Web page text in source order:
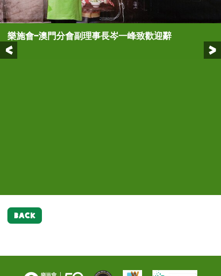
Previous
樂施會–澳門分會副理事長岑一峰致歡迎辭
(右至左) 樂施大使兼澳門演藝人協會會長徐智勇 (小
肥)、副會長陳慧敏、Chessman Music
Industry代表潘君保以及澳門演藝人協會秘書長黃
(右起) 樂施會總裁梁詠雩、活動主要贊助中國銀行澳
門分行理事長何子浩、中央人民政府駐澳門特別行政
區聯絡辦公室協調部助理胡曉龍、樂施會–澳門分會
(第一行左四起) 樂施會–澳門分會副理事長岑一峰、
中央人民政府駐澳門特別行政區聯絡辦公室協調部副
部長張深居、樂施會總裁梁詠雩、中央人民政府駐澳
(右至左) 樂施會–澳門分會副理事長岑一峰、樂施大
使兼澳門演藝人協會會長徐智勇 (小肥)、澳門演藝人
協會秘書長黃嘉雯、副會長陳慧敏以及Chessman
BACK